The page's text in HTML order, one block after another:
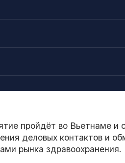
пройдёт во Вьетнаме и
деловых контактов и
рынка здравоохранения.